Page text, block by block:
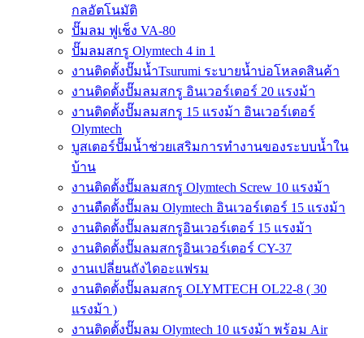
กลอัตโนมัติ
ปั๊มลม ฟูเช็ง VA-80
ปั๊มลมสกรู Olymtech 4 in 1
งานติดตั้งปั๊มน้ำTsurumi ระบายน้ำบ่อโหลดสินค้า
งานติดตั้งปั๊มลมสกรู อินเวอร์เตอร์ 20 แรงม้า
งานติดตั้งปั๊มลมสกรู 15 แรงม้า อินเวอร์เตอร์
Olymtech
บูสเตอร์ปั๊มน้ำช่วยเสริมการทำงานของระบบน้ำใน
บ้าน
งานติดตั้งปั๊มลมสกรู Olymtech Screw 10 แรงม้า
งานตืดตั้งปั๊มลม Olymtech อินเวอร์เตอร์ 15 แรงม้า
งานติดตั้งปั๊มลมสกรูอินเวอร์เตอร์ 15 แรงม้า
งานติดตั้งปั๊มลมสกรูอินเวอร์เตอร์ CY-37
งานเปลี่ยนถังไดอะแฟรม
งานติดตั้งปั๊มลมสกรู OLYMTECH OL22-8 ( 30
แรงม้า )
งานติดตั้งปั๊มลม Olymtech 10 แรงม้า พร้อม Air